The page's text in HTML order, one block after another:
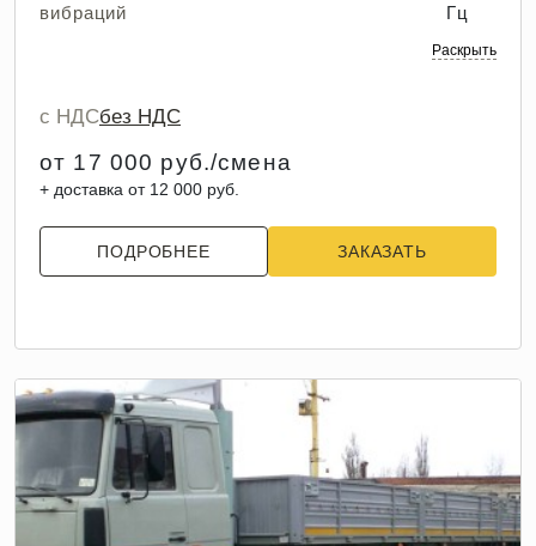
вибраций
Гц
Раскрыть
с НДСбез НДС
от 17 000 руб./смена
+ доставка от 12 000 руб.
ПОДРОБНЕЕ ЗАКАЗАТЬ